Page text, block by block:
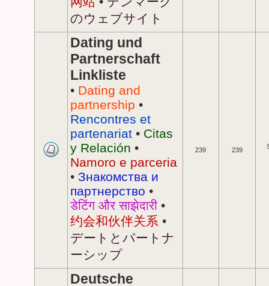
のウェブサイト
Dating und
Partnerschaft
Linkliste
• Dating and
partnership •
Rencontres et
partenariat • Citas
y Relación •
Namoro e parceria
• Знакомства и
партнерство •
डेटिंग और साझेदारी •
约会和伙伴关系 •
デートとパートナ
ーシップ
239 239
Deutsche